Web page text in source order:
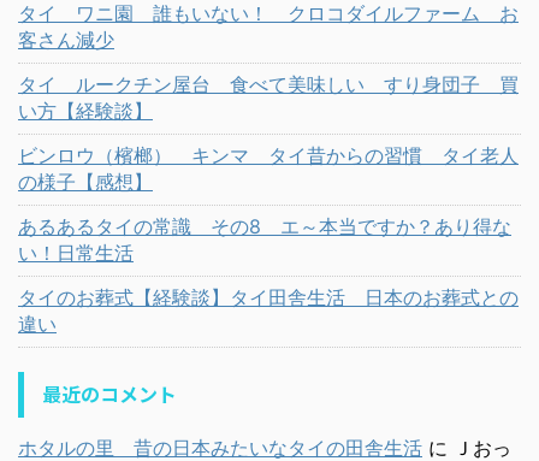
タイ ワニ園 誰もいない！ クロコダイルファーム お
客さん減少
タイ ルークチン屋台 食べて美味しい すり身団子 買
い方【経験談】
ビンロウ（檳榔） キンマ タイ昔からの習慣 タイ老人
の様子【感想】
あるあるタイの常識 その8 エ～本当ですか？あり得な
い！日常生活
タイのお葬式【経験談】タイ田舎生活 日本のお葬式との
違い
最近のコメント
ホタルの里 昔の日本みたいなタイの田舎生活 に Ｊおっ